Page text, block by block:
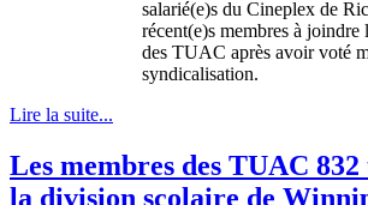
salarié(e)s du Cineplex de
récent(e)s membres à
des TUAC après avoir voté
syndicalisation.
Lire la suite...
Les membres des TUAC
la division scolaire de